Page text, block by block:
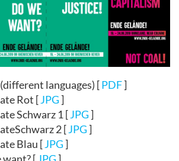
languages) [PDF]
Rot [JPG]
Schwarz 1 [JPG]
2 [JPG]
Blau [JPG]